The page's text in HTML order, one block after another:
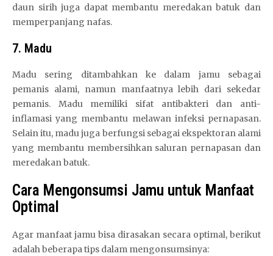
daun sirih juga dapat membantu meredakan batuk dan
memperpanjang nafas.
7. Madu
Madu sering ditambahkan ke dalam jamu sebagai
pemanis alami, namun manfaatnya lebih dari sekedar
pemanis. Madu memiliki sifat antibakteri dan anti-
inflamasi yang membantu melawan infeksi pernapasan.
Selain itu, madu juga berfungsi sebagai ekspektoran alami
yang membantu membersihkan saluran pernapasan dan
meredakan batuk.
Cara Mengonsumsi Jamu untuk Manfaat
Optimal
Agar manfaat jamu bisa dirasakan secara optimal, berikut
adalah beberapa tips dalam mengonsumsinya: